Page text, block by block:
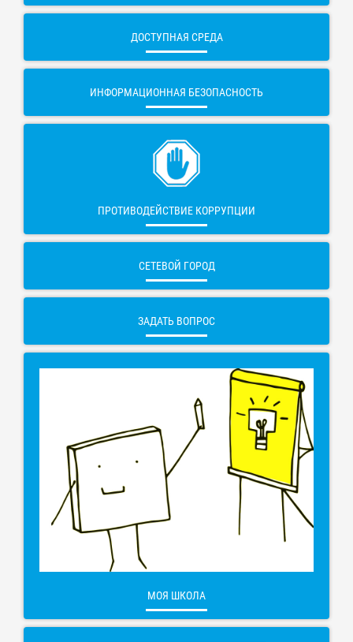
ДОСТУПНАЯ СРЕДА
ИНФОРМАЦИОННАЯ БЕЗОПАСНОСТЬ
ПРОТИВОДЕЙСТВИЕ КОРРУПЦИИ
СЕТЕВОЙ ГОРОД
ЗАДАТЬ ВОПРОС
МОЯ ШКОЛА